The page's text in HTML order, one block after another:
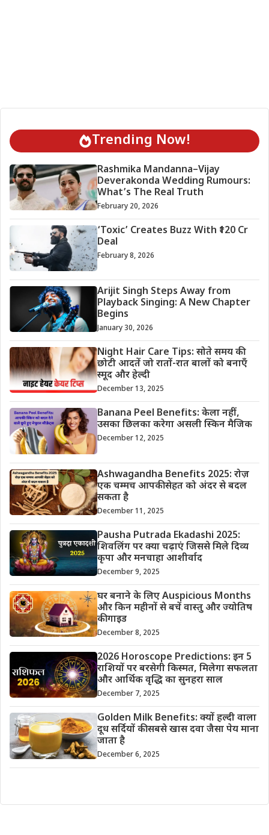
Trending Now!
Rashmika Mandanna–Vijay
Deverakonda Wedding Rumours:
What’s The Real Truth
February 20, 2026
‘Toxic’ Creates Buzz With ₹120 Cr
Deal
February 8, 2026
Arijit Singh Steps Away from
Playback Singing: A New Chapter
Begins
January 30, 2026
Night Hair Care Tips: सोते समय की
छोटी आदतें जो रातों-रात बालों को बनाएँ
स्मूद और हेल्दी
December 13, 2025
Banana Peel Benefits: केला नहीं,
उसका छिलका करेगा असली स्किन मैजिक
December 12, 2025
Ashwagandha Benefits 2025: रोज़
एक चम्मच आपकी सेहत को अंदर से बदल
सकता है
December 11, 2025
Pausha Putrada Ekadashi 2025:
शिवलिंग पर क्या चढ़ाएं जिससे मिले दिव्य
कृपा और मनचाहा आशीर्वाद
December 9, 2025
घर बनाने के लिए Auspicious Months
और किन महीनों से बचें वास्तु और ज्योतिष
की गाइड
December 8, 2025
2026 Horoscope Predictions: इन 5
राशियों पर बरसेगी किस्मत, मिलेगा सफलता
और आर्थिक वृद्धि का सुनहरा साल
December 7, 2025
Golden Milk Benefits: क्यों हल्दी वाला
दूध सर्दियों की सबसे खास दवा जैसा पेय माना
जाता है
December 6, 2025